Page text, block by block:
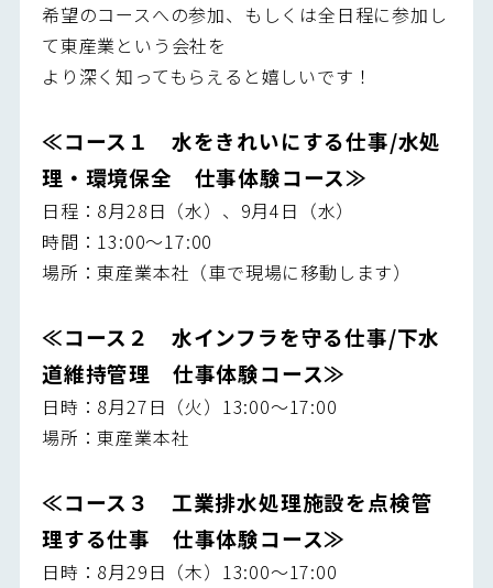
希望のコースへの参加、もしくは全日程に参加し
て東産業という会社を
より深く知ってもらえると嬉しいです！
≪コース１ 水をきれいにする仕事/水処
理・環境保全 仕事体験コース≫
日程：8月28日（水）、9月4日（水）
時間：13:00～17:00
場所：東産業本社（車で現場に移動します）
≪コース２ 水インフラを守る仕事/下水
道維持管理 仕事体験コース≫
日時：8月27日（火）13:00～17:00
場所：東産業本社
≪コース３ 工業排水処理施設を点検管
理する仕事 仕事体験コース≫
日時：8月29日（木）13:00～17:00